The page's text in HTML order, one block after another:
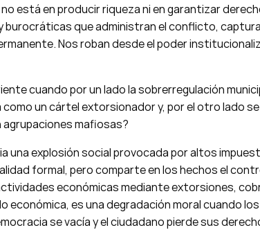
está en producir riqueza ni en garantizar
que administran el conflicto,
Nos roban desde el poder
cuando por un lado la sobrerregulación
un cártel extorsionador y, por el otro lado
mafiosas?
una explosión social provocada por altos
formal, pero comparte en los hechos el
económicas mediante extorsiones,
económica, es una degradación moral cuando
se vacía y el ciudadano pierde sus